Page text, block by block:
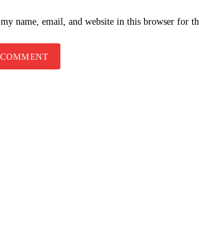
my name, email, and website in this browser for